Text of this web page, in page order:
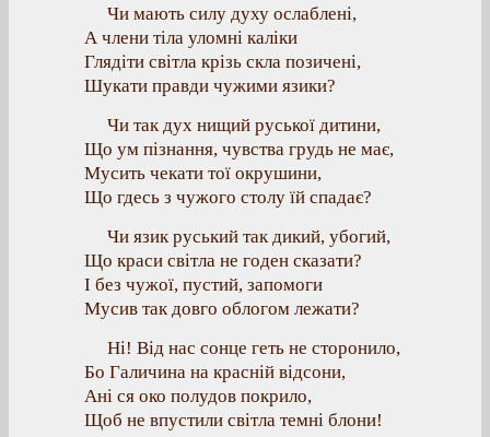
Чи мають силу духу ослаблені,
А члени тіла уломні каліки
Глядіти світла крізь скла позичені,
Шукати правди чужими язики?
Чи так дух нищий руської дитини,
Що ум пізнання, чувства грудь не має,
Мусить чекати тої окрушини,
Що гдесь з чужого столу їй спадає?
Чи язик руський так дикий, убогий,
Що краси світла не годен сказати?
І без чужої, пустий, запомоги
Мусив так довго облогом лежати?
Ні! Від нас сонце геть не сторонило,
Бо Галичина на красній відсони,
Ані ся око полудов покрило,
Щоб не впустили світла темні блони!